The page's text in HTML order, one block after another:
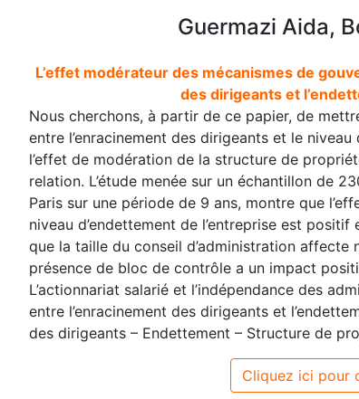
Guermazi Aida,
L’effet modérateur des mécanismes de
des dirigeants et
Nous cherchons, à partir de ce papier, de
entre l’enracinement des dirigeants et le niveau
l’effet de modération de la structure de
relation. L’étude menée sur un échantillon de
Paris sur une période de 9 ans, montre que
niveau d’endettement de l’entreprise est
que la taille du conseil d’administration
présence de bloc de contrôle a un impact
L’actionnariat salarié et l’indépendance des
entre l’enracinement des dirigeants et
des dirigeants – Endettement – Structure de
Cliquez ici pour